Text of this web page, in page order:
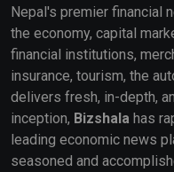
Nepal's premier financial
the economy, capital
financial institutions,
insurance, tourism, the
delivers fresh, in-depth,
inception, Bizshala has
leading economic news
seasoned and